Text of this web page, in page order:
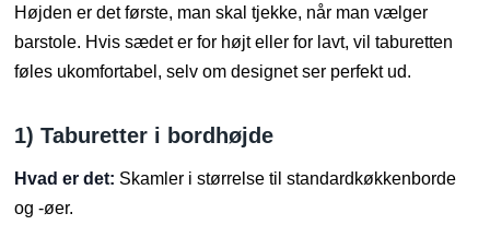
Højden er det første, man skal tjekke, når man vælger
barstole. Hvis sædet er for højt eller for lavt, vil taburetten
føles ukomfortabel, selv om designet ser perfekt ud.
1) Taburetter i bordhøjde
Hvad er det: Skamler i størrelse til standardkøkkenborde
og -øer.